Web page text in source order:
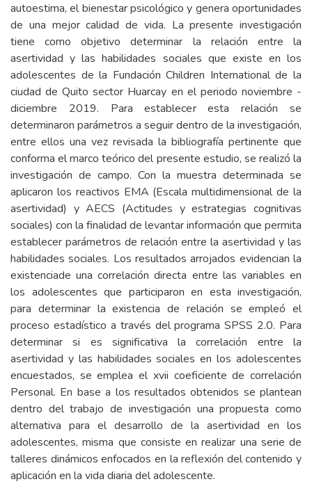
autoestima, el bienestar psicológico y genera oportunidades
de una mejor calidad de vida. La presente investigación
tiene como objetivo determinar la relación entre la
asertividad y las habilidades sociales que existe en los
adolescentes de la Fundación Children International de la
ciudad de Quito sector Huarcay en el periodo noviembre -
diciembre 2019. Para establecer esta relación se
determinaron parámetros a seguir dentro de la investigación,
entre ellos una vez revisada la bibliografía pertinente que
conforma el marco teórico del presente estudio, se realizó la
investigación de campo. Con la muestra determinada se
aplicaron los reactivos EMA (Escala multidimensional de la
asertividad) y AECS (Actitudes y estrategias cognitivas
sociales) con la finalidad de levantar información que permita
establecer parámetros de relación entre la asertividad y las
habilidades sociales. Los resultados arrojados evidencian la
existenciade una correlación directa entre las variables en
los adolescentes que participaron en esta investigación,
para determinar la existencia de relación se empleó el
proceso estadístico a través del programa SPSS 2.0. Para
determinar si es significativa la correlación entre la
asertividad y las habilidades sociales en los adolescentes
encuestados, se emplea el xvii coeficiente de correlación
Personal. En base a los resultados obtenidos se plantean
dentro del trabajo de investigación una propuesta como
alternativa para el desarrollo de la asertividad en los
adolescentes, misma que consiste en realizar una serie de
talleres dinámicos enfocados en la reflexión del contenido y
aplicación en la vida diaria del adolescente.